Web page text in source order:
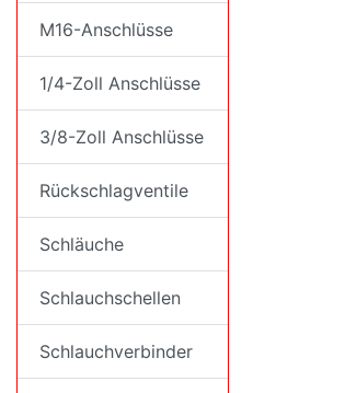
M16-Anschlüsse
1/4-Zoll Anschlüsse
3/8-Zoll Anschlüsse
Rückschlagventile
Schläuche
Schlauchschellen
Schlauchverbinder